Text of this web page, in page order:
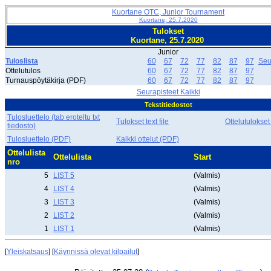
Kuortane OTC, Junior Tournament
Kuortane, 25.7.2020
Tulokset
Kuortane, 25.7.2020
Junior
Tuloslista
60 67 72 77 82 87 97
Ottelutulos
60 67 72 77 82 87
97
Turnauspöytäkirja (PDF)
60 67 72 77 82 87
97
Seurapisteet Kaikki
Tekstitiedostot
Tulosluettelo (tab eroteltu txt
tiedosto)
Tulokset text file
Tulosluettelo (PDF) Kaikki ottelut (PDF)
Ottelulista
nro
Ottelulista Start
5 LIST 5
(Valmis)
4
LIST 4
(Valmis)
3
LIST 3
(Valmis)
2
LIST 2
(Valmis)
1
LIST 1 (Valmis)
[Yleiskatsaus] [Käynnissä olevat kilpailut]